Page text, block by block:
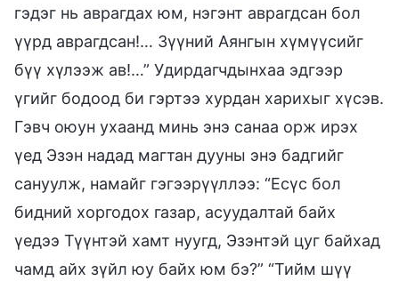
гэдэг нь аврагдах юм, нэгэнт аврагдсан бол
үүрд аврагдсан!… Зүүний Аянгын хүмүүсийг
бүү хүлээж ав!…” Удирдагчдынхаа эдгээр
үгийг бодоод би гэртээ хурдан харихыг хүсэв.
Гэвч оюун ухаанд минь энэ санаа орж ирэх
үед Эзэн надад магтан дууны энэ бадгийг
сануулж, намайг гэгээрүүллээ: “Есүс бол
бидний хоргодох газар, асуудалтай байх
үедээ Түүнтэй хамт нуугд, Эзэнтэй цуг байхад
чамд айх зүйл юу байх юм бэ?” “Тийм шүү